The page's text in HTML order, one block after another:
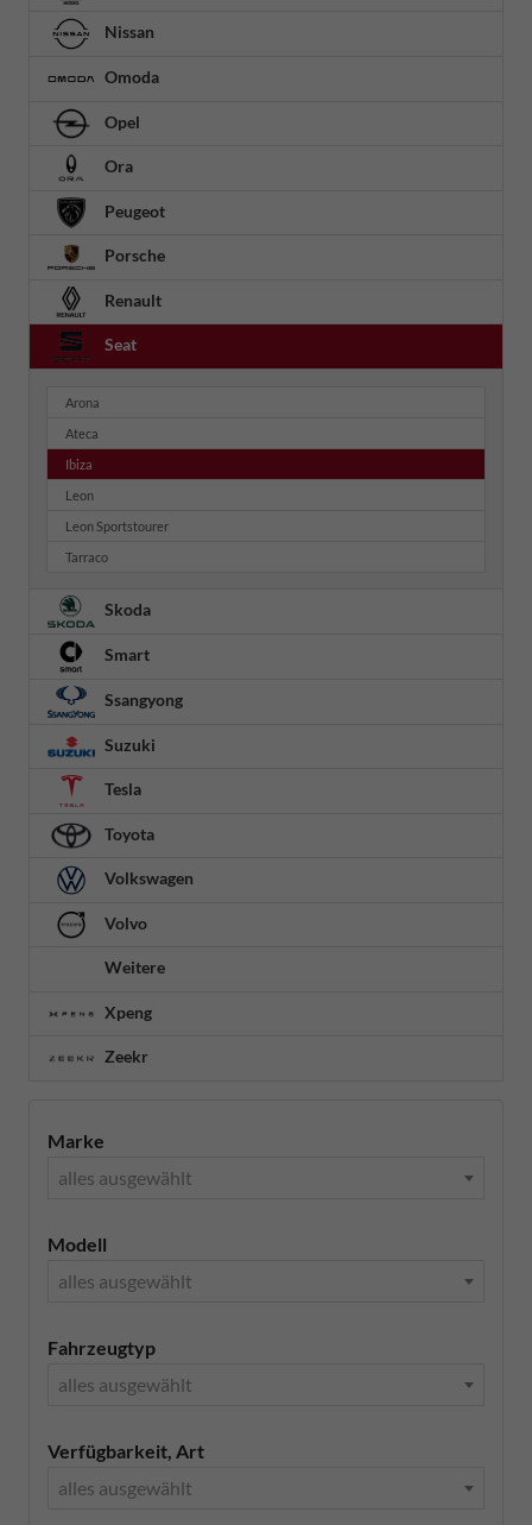
Nissan
Omoda
Opel
Ora
Peugeot
Porsche
Renault
Seat
Arona
Ateca
Ibiza
Leon
Leon Sportstourer
Tarraco
Skoda
Smart
Ssangyong
Suzuki
Tesla
Toyota
Volkswagen
Volvo
Weitere
Xpeng
Zeekr
Marke
alles ausgewählt
Modell
alles ausgewählt
Fahrzeugtyp
alles ausgewählt
Verfügbarkeit, Art
alles ausgewählt